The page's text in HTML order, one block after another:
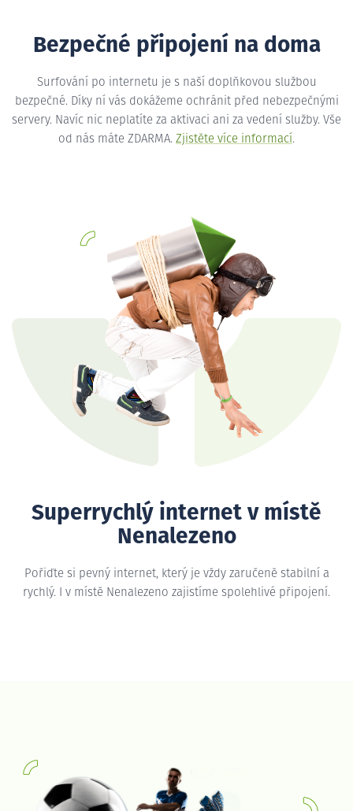
Bezpečné připojení na doma
Surfování po internetu je s naší doplňkovou službou
bezpečné. Díky ní vás dokážeme ochránit před nebezpečnými
servery. Navíc nic neplatíte za aktivaci ani za vedení služby. Vše
od nás máte ZDARMA. Zjistěte více informací.
Superrychlý internet v místě
Nenalezeno
Pořiďte si pevný internet, který je vždy zaručeně stabilní a
rychlý. I v místě Nenalezeno zajistíme spolehlivé připojení.